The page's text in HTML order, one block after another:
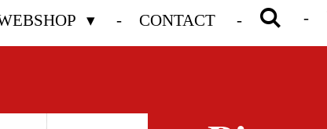
CONTACT